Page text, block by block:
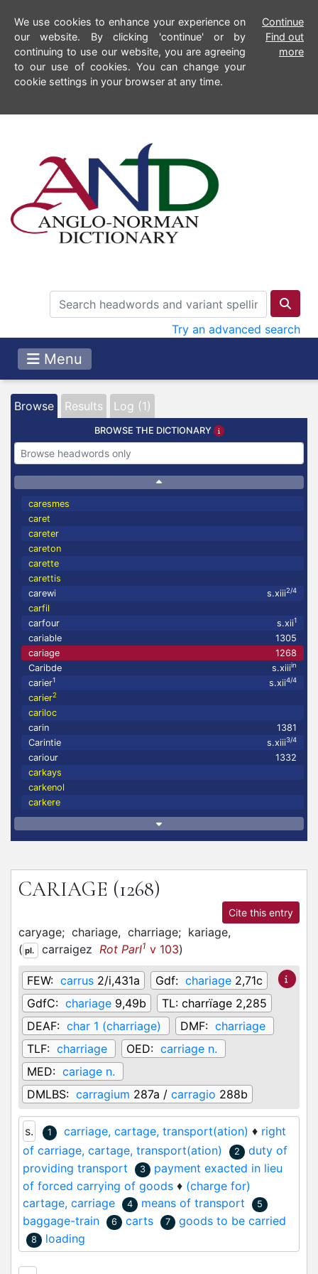
We use cookies to enhance your experience on
our website. By clicking 'continue' or by
continuing to use our website, you are agreeing
to our use of cookies. You can change your
cookie settings in your browser at any time.
Continue
Find out
more
Try an advanced search
Menu
Browse Results Log (1)
BROWSE THE DICTIONARY
caresmes
caret
careter
careton
carette
carettis
carewi
s.xiii2/4
carfil
carfour
s.xii1
cariable
1305
cariage
1268
Caribde
s.xiiiin
carier1 s.xii4/4
carier2
cariloc
carin
1381
Carintie
s.xiii3/4
cariour
1332
carkays
carkenol
carkere
CARIAGE (1268)
Cite this entry
caryage; chariage, charriage; kariage,
( pl. carraigez Rot Parl1 v 103)
FEW: carrus 2/i,431a Gdf: chariage 2,71c
GdfC: chariage 9,49b TL: charrïage 2,285
DEAF: char 1 (charriage) DMF: charriage
TLF: charriage OED: carriage n.
MED: cariage n.
DMLBS: carragium 287a / carragio 288b
s. 1 carriage, cartage, transport(ation) ♦ right
of carriage, cartage, transport(ation)
2
duty of
providing transport
3
payment exacted in lieu
of forced carrying of goods ♦ (charge for)
cartage, carriage
4 means of transport 5
baggage-train 6 carts 7 goods to be carried
8 loading